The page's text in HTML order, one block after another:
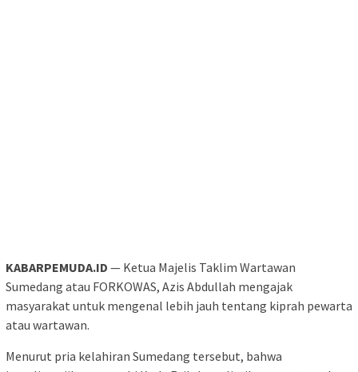
KABARPEMUDA.ID — Ketua Majelis Taklim Wartawan
Sumedang atau FORKOWAS, Azis Abdullah mengajak
masyarakat untuk mengenal lebih jauh tentang kiprah pewarta
atau wartawan.
Menurut pria kelahiran Sumedang tersebut, bahwa